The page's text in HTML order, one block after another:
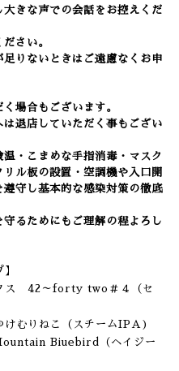
大きな声での会話をお控えくだ
さい。
りないときはご遠慮なくお申
場合もございます。
退店していただく事もござい
・こまめな手指消毒・マスク
ル板の設置・空調機や入口開
遵守し基本的な感染対策の徹底
るためにもご理解の程よろし
ス 42～forty two＃４（セ
むりねこ
（スチームIPA )
Biuebird
（ヘイジー